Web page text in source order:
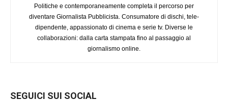
Politiche e contemporaneamente completa il percorso per
diventare Giornalista Pubblicista. Consumatore di dischi, tele-
dipendente, appassionato di cinema e serie tv. Diverse le
collaborazioni: dalla carta stampata fino al passaggio al
giornalismo online.
SEGUICI SUI SOCIAL